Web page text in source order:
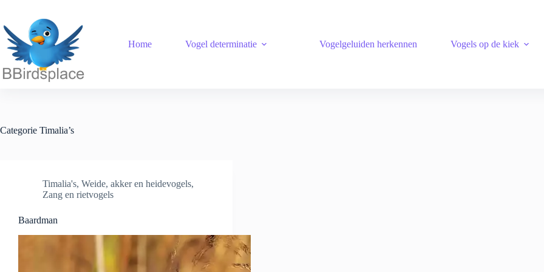
de
inhoud
Home Vogel determinatie Vogelgeluiden herkennen Vogels op de kiek
Categorie Timalia’s
Timalia's, Weide, akker en heidevogels,
Zang en rietvogels
Baardman